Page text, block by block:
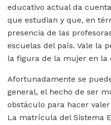
educativo actual da
que estudian y que, en
presencia de las
escuelas del país. Vale la
la figura de la mujer en la
Afortunadamente se
general, el hecho de ser
obstáculo para hacer
La matrícula del Sistema